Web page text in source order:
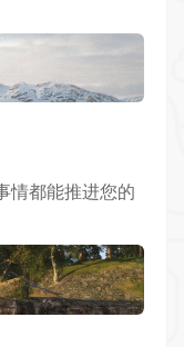
情都能推进您的